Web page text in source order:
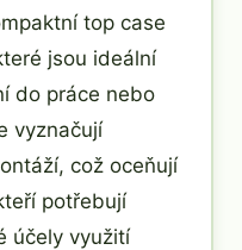
top case
jsou ideální
do práce nebo
vyznačují
což oceňují
potřebují
účely využití